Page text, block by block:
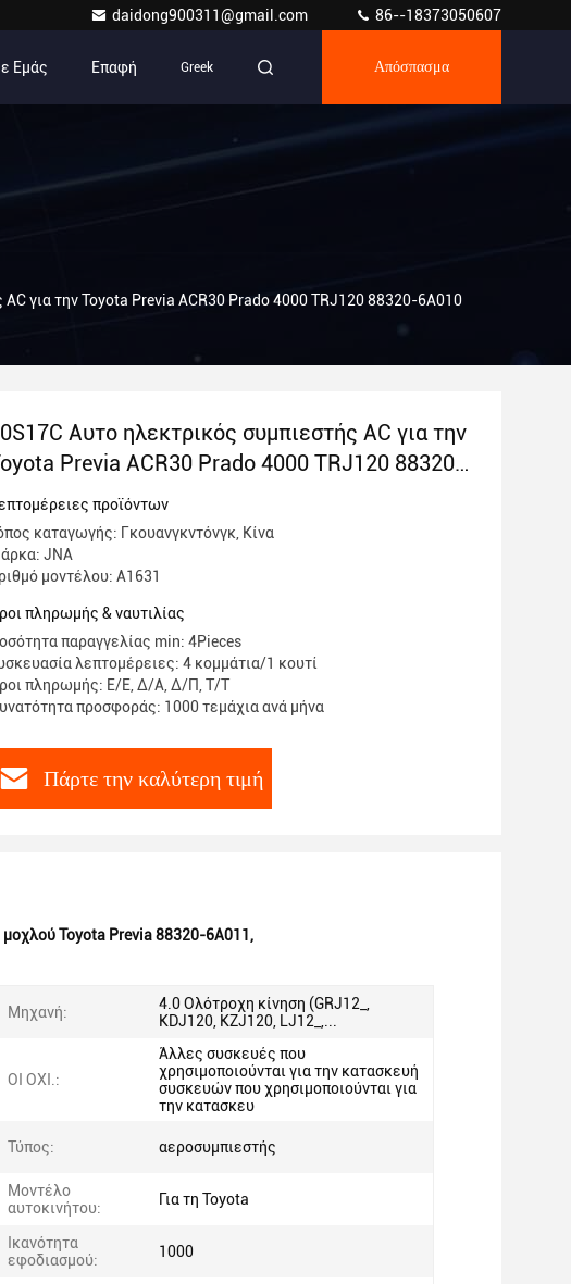
daidong900311@gmail.com 86--18373050607
Εμάς Επαφή Greek Απόσπασμα
για την Toyota Previa ACR30 Prado 4000 TRJ120 88320-6A010
Αυτο ηλεκτρικός συμπιεστής AC για την
Previa ACR30 Prado 4000 TRJ120 88320-
88320-6A011
προϊόντων
καταγωγής: Γκουανγκντόνγκ, Κίνα
JNA
μοντέλου: Α1631
πληρωμής & ναυτιλίας
παραγγελίας min: 4Pieces
λεπτομέρειες: 4 κομμάτια/1 κουτί
πληρωμής: Ε/Ε, Δ/Α, Δ/Π, Τ/Τ
προσφοράς: 1000 τεμάχια ανά μήνα
Πάρτε την καλύτερη τιμή
Toyota Previa 88320-6A011 ,
Μηχανή:
4.0 Ολότροχη κίνηση (GRJ12_,
KDJ120, KZJ120, LJ12_,...
ΟΙ ΟΧΙ.:
Άλλες συσκευές που
χρησιμοποιούνται για την κατασκευή
συσκευών που χρησιμοποιούνται για
την κατασκευ
Τύπος: αεροσυμπιεστής
Μοντέλο
αυτοκινήτου:
Για τη Toyota
Ικανότητα
εφοδιασμού:
1000